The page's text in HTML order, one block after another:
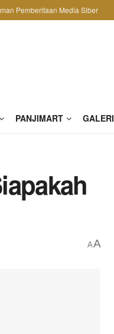
Pemberitaan Media Siber
PANJIMART GALERI
AA